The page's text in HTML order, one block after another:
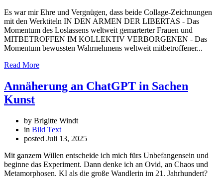
Es war mir Ehre und Vergnügen, dass beide Collage-Zeichnungen
mit den Werktiteln IN DEN ARMEN DER LIBERTAS - Das
Momentum des Loslassens weltweit gemarterter Frauen und
MITBETROFFEN IM KOLLEKTIV VERBORGENEN - Das
Momentum bewussten Wahrnehmens weltweit mitbetroffener...
Read More
Annäherung an ChatGPT in Sachen
Kunst
by Brigitte Windt
in Bild Text
posted Juli 13, 2025
Mit ganzem Willen entscheide ich mich fürs Unbefangensein und
beginne das Experiment. Dann denke ich an Ovid, an Chaos und
Metamorphosen. KI als die große Wandlerin im 21. Jahrhundert?